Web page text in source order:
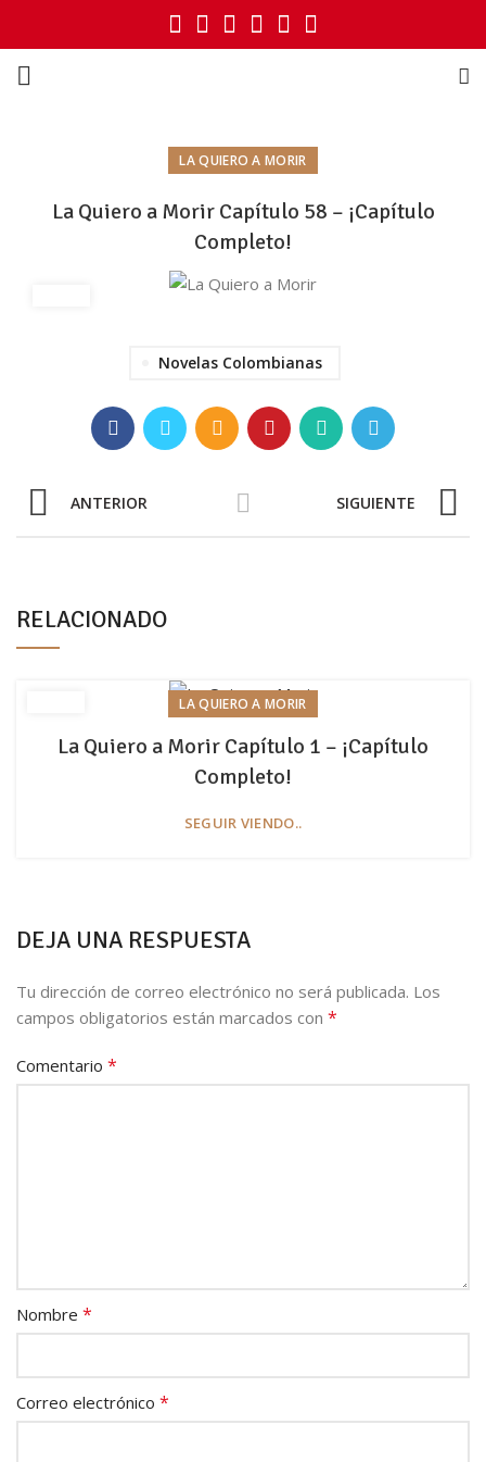
LA QUIERO A MORIR
La Quiero a Morir Capítulo 58 – ¡Capítulo
Completo!
Novelas Colombianas
ANTERIOR SIGUIENTE
RELACIONADO
LA QUIERO A MORIR
La Quiero a Morir Capítulo 1 – ¡Capítulo
Completo!
SEGUIR VIENDO..
DEJA UNA RESPUESTA
Tu dirección de correo electrónico no será publicada. Los
campos obligatorios están marcados con *
Comentario *
Nombre *
Correo electrónico *